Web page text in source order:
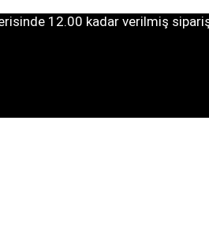
12.00 kadar verilmiş